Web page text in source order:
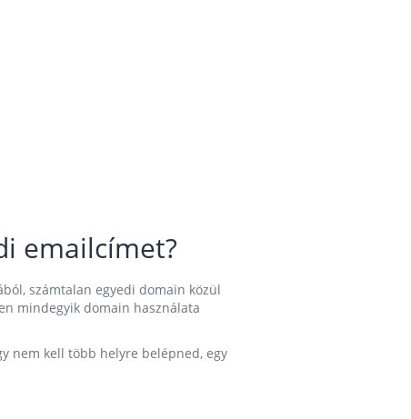
emailcímet?
számtalan egyedi domain közül
mindegyik domain használata
nem kell több helyre belépned, egy